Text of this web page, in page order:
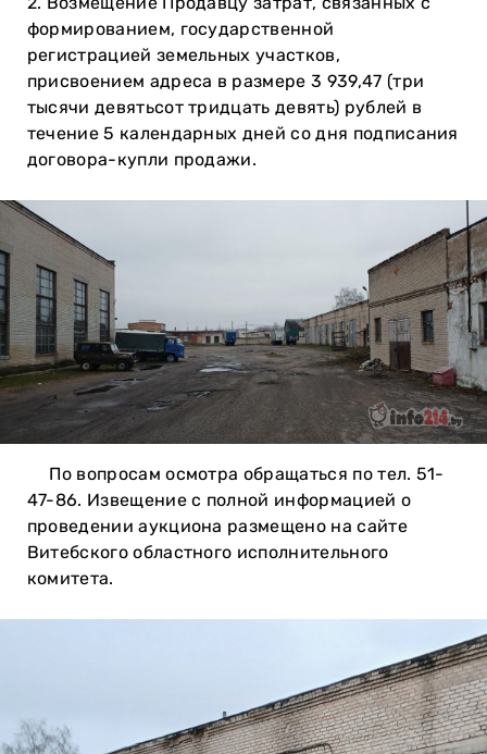
формированием, государственной
регистрацией земельных участков,
присвоением адреса в размере 3 939,47 (три
тысячи девятьсот тридцать девять) рублей в
течение 5 календарных дней со дня подписания
договора-купли продажи.
По вопросам осмотра обращаться по тел. 51-
47-86. Извещение с полной информацией о
проведении аукциона размещено на сайте
Витебского областного исполнительного
комитета.